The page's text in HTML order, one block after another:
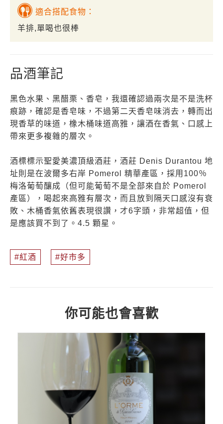
適合搭配食物：
羊排,單喝也很棒
品酒筆記
黑色水果、黑醋栗、香皂，我還確認過兩次是不是洗杯
痕跡，確認是香皂味，不過第二天香皂味消去，轉而出
現香草的味道，橡木桶味道高雅，讓酒在香氣、口感上
帶來更多複雜的層次。
酒標標示聖愛美濃頂級酒莊，酒莊 Denis Durantou 地
址則是在波爾多右岸 Pomerol 精華產區，採用100％
梅洛葡萄釀成（但可能葡萄不是全部來自於 Pomerol
產區），喝起來高雅有層次，而且放到隔天口感沒有衰
敗、木桶香氣依舊表現很讚，才6字頭，非常超值，但
是應該買不到了。4.5 顆星。
紅酒 好市多
你可能也會喜歡